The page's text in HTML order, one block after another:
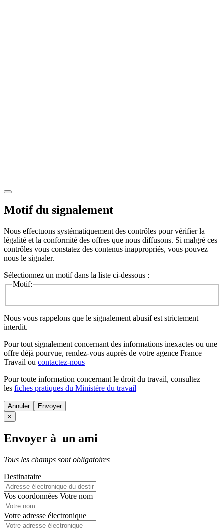
Motif du signalement
Nous effectuons systématiquement des contrôles pour vérifier la
légalité et la conformité des offres que nous diffusons. Si malgré ces
contrôles vous constatez des contenus inappropriés, vous pouvez
nous le signaler.
Sélectionnez un motif dans la liste ci-dessous :
Motif:
Nous vous rappelons que le signalement abusif est strictement
interdit.
Pour tout signalement concernant des informations inexactes ou une
offre déjà pourvue, rendez-vous auprès de votre agence France
Travail ou contactez-nous
Pour toute information concernant le droit du travail, consultez
les fiches pratiques du Ministère du travail
Annuler
×
Envoyer à un ami
Tous les champs sont obligatoires
Destinataire
Vos coordonnées Votre nom
Votre adresse électronique